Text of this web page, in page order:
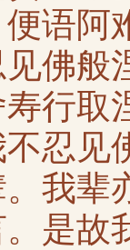
语阿
佛般
行取
忍见
我
是故